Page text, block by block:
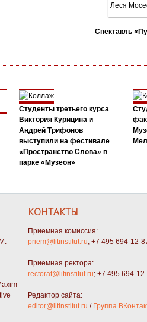
Спектакль
Студенты третьего курса
Виктория Курицина и
Андрей Трифонов
выступили на фестивале
«Пространство Слова» в
парке «Музеон»
КОНТАКТЫ
Приемная комиссия:
priem@litinstitut.ru; +7 495 694-12-
Приемная ректора:
rectorat@litinstitut.ru; +7 495 694-
Редактор сайта:
editor@litinstitut.ru / Группа